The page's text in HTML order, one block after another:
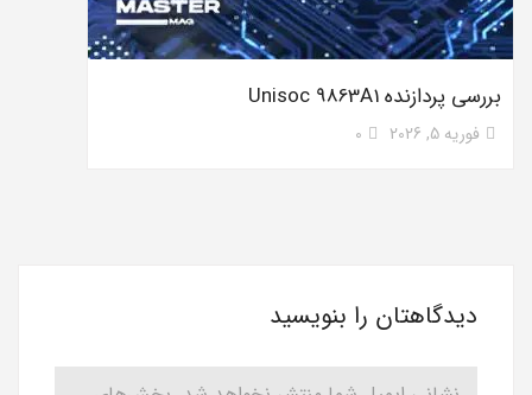
بررسی پردازنده Unisoc 9863A1
فوریه 5, 2026 0
دیدگاهتان را بنویسید